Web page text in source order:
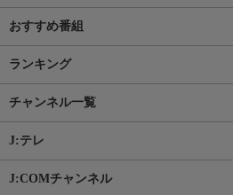
おすすめ番組
ランキング
チャンネル一覧
J:テレ
J:COMチャンネル